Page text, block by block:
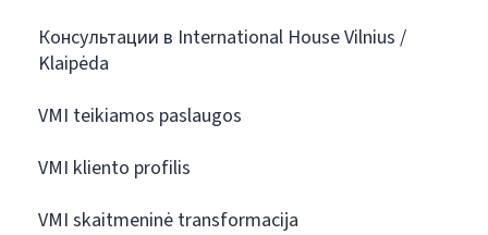
Консультации в International House Vilnius /
Klaipėda
VMI teikiamos paslaugos
VMI kliento profilis
VMI skaitmeninė transformacija